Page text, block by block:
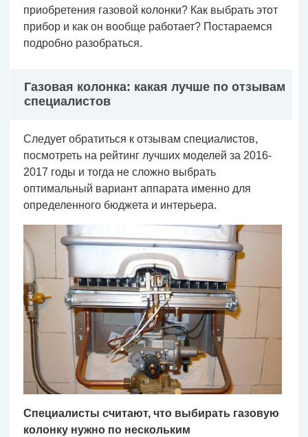
приобретения газовой колонки? Как выбрать этот
прибор и как он вообще работает? Постараемся
подробно разобраться.
Газовая колонка: какая лучше по отзывам
специалистов
Следует обратиться к отзывам специалистов,
посмотреть на рейтинг лучших моделей за 2016-
2017 годы и тогда не сложно выбрать
оптимальный вариант аппарата именно для
определенного бюджета и интерьера.
Специалисты считают, что выбирать газовую
колонку нужно по нескольким